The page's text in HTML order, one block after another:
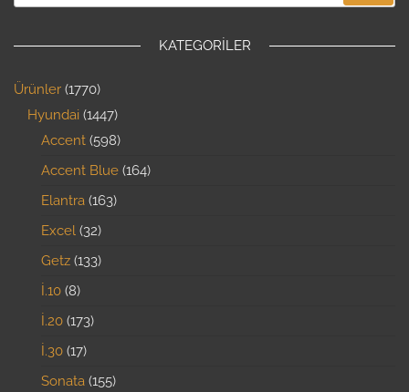
KATEGORILER
Ürünler 1770
Hyundai 1447
Accent 598
Accent Blue 164
Elantra 163
Excel 32
Getz 133
İ.10 8
İ.20 173
İ.30 17
Sonata 155